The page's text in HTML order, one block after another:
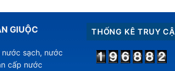
GIUỘC
sạch, nước
cấp nước
THỐNG KÊ TRUY